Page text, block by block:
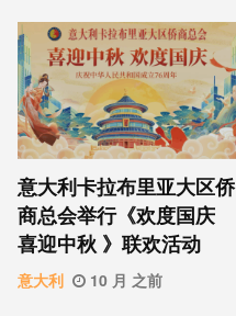
意⼤利卡拉布⾥亚大区侨
商总会举行《欢度国庆
喜迎中秋 》联欢活动
意大利 10 月 之前